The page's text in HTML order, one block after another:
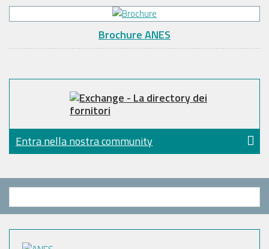
Brochure ANES
Entra nella nostra community